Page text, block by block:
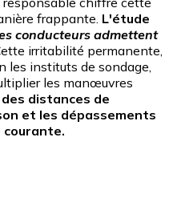
frappante. L'étude
conducteurs admettent
irritabilité permanente,
les instituts de sondage,
les manœuvres
distances de
et les dépassements
courante.